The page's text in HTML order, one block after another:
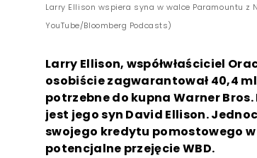
Larry Ellison wspiera syna w walce Paramountu z
YouTube/Bloomberg Podcasts)
Larry Ellison, współwłaściciel
osobiście zagwarantował 40,4
potrzebne do kupna Warner
jest jego syn David Ellison.
swojego kredytu pomostowego
potencjalne przejęcie WBD.